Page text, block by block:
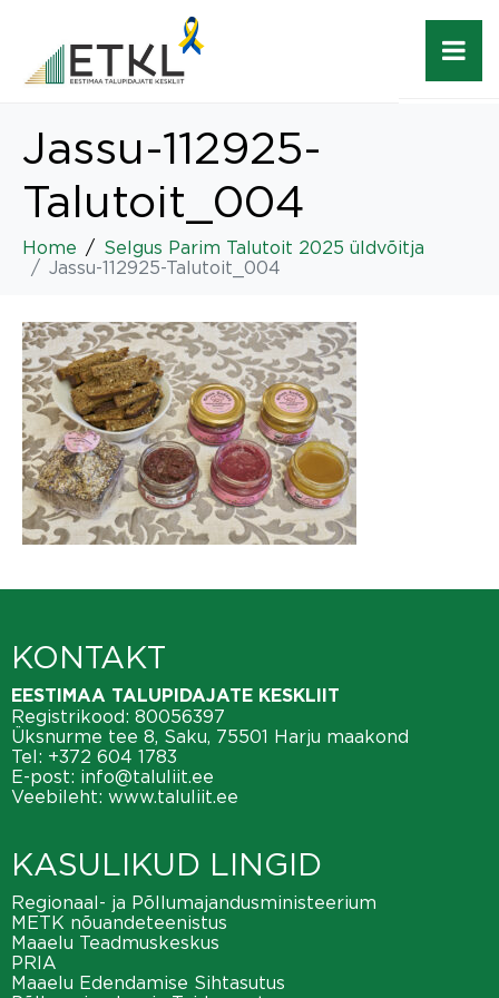
Jassu-112925-
Talutoit_004
Home
Selgus Parim Talutoit 2025 üldvõitja
Jassu-112925-Talutoit_004
KONTAKT
EESTIMAA TALUPIDAJATE KESKLIIT
Registrikood: 80056397
Üksnurme tee 8, Saku, 75501 Harju maakond
Tel: +372 604 1783
E-post: info@taluliit.ee
Veebileht: www.taluliit.ee
KASULIKUD LINGID
Regionaal- ja Põllumajandusministeerium
METK nõuandeteenistus
Maaelu Teadmuskeskus
PRIA
Maaelu Edendamise Sihtasutus